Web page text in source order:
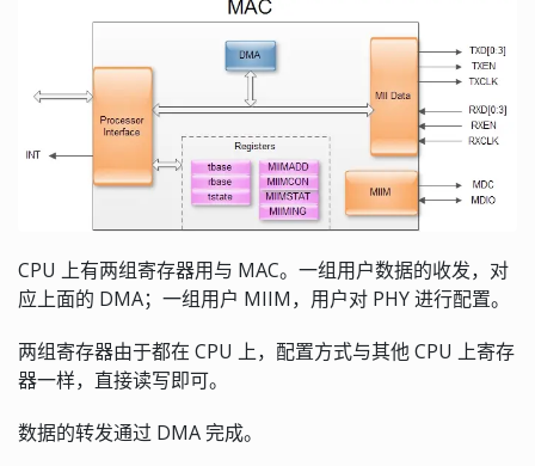
CPU 上有两组寄存器用与 MAC。一组用户数据的收发，对
应上面的 DMA；一组用户 MIIM，用户对 PHY 进行配置。
两组寄存器由于都在 CPU 上，配置方式与其他 CPU 上寄存
器一样，直接读写即可。
数据的转发通过 DMA 完成。